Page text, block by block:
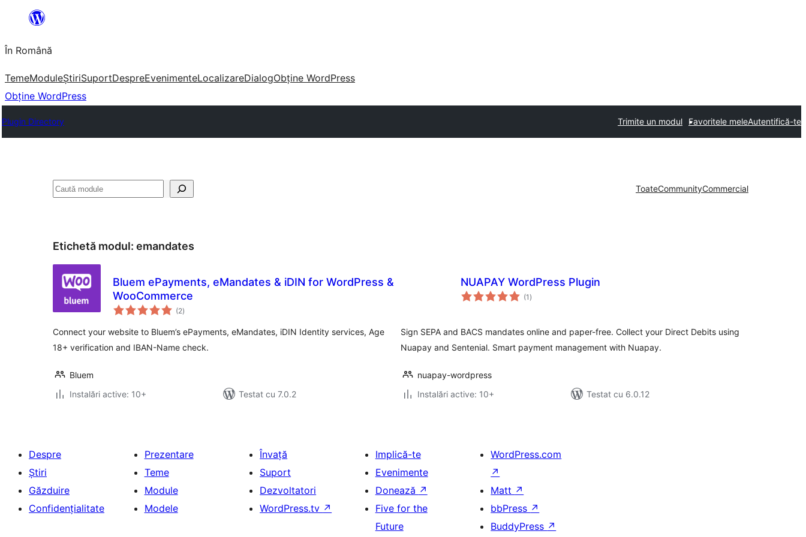
conținut
În Română
TemeModuleȘtiriSuportDespreEvenimenteLocalizareDialogObține WordPress
Obține WordPress
Plugin Directory Trimite un modul Favoritele meleAutentifică-te
Caută ToateCommunityCommercial
Etichetă modul: emandates
Bluem ePayments, eMandates & iDIN for WordPress &
WooCommerce
(2total
aprecieri
)
Connect your website to Bluem’s ePayments, eMandates, iDIN Identity services, Age
18+ verification and IBAN-Name check.
Bluem
Instalări active: 10+
Testat cu 7.0.2
NUAPAY WordPress Plugin
(1 total
aprecieri
)
Sign SEPA and BACS mandates online and paper-free. Collect your Direct Debits using
Nuapay and Sentenial. Smart payment management with Nuapay.
nuapay-wordpress
Instalări active: 10+
Testat cu 6.0.12
Despre
Știri
Găzduire
Confidențialitate
Prezentare
Teme
Module
Modele
Învață
Suport
Dezvoltatori
WordPress.tv ↗
Implică-te
Evenimente
Donează ↗
Five for the
Future
WordPress.com
↗
Matt ↗
bbPress ↗
BuddyPress ↗